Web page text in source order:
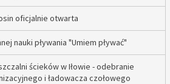
oficjalnie otwarta
nauki pływania "Umiem pływać"
ścieków w Iłowie - odebranie
i ładowacza czołowego